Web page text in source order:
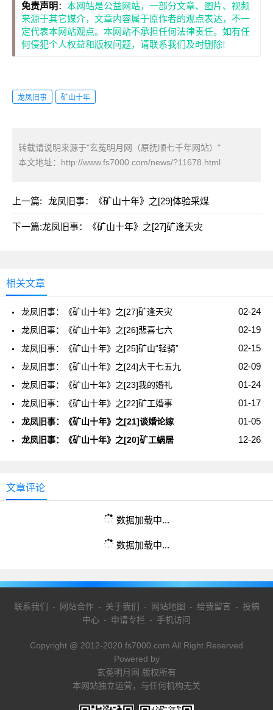
免责声明 ： 本网站是公益网站，一部分文章、图片、视频
来源于其它媒介，文章内容属于原作者的观点表达，不一
定代表本网站观点。本网站不承担任何法律责任。如有任
何侵犯个人权益和版权问题，请联系我们及时删除!
龙凤旧事 矿山十年
转载请说明来源于"玄菟明月网（原抚顺七千年网站）"
本文地址： http://www.fs7000.com/news/?11678.html
上一篇: 龙凤旧事：《矿山十年》之[29]体验采煤
下一篇:龙凤旧事：《矿山十年》之[27]矿逢天灾
相关文章
02-24
龙凤旧事：《矿山十年》之[27]矿逢天灾
02-19
龙凤旧事：《矿山十年》之[26]悲喜七六
02-15
龙凤旧事：《矿山十年》之[25]矿山“轻骑”
02-09
龙凤旧事：《矿山十年》之[24]大干七五九
01-24
龙凤旧事：《矿山十年》之[23]我的婚礼
01-17
龙凤旧事：《矿山十年》之[22]矿工婚事
01-05
龙凤旧事：《矿山十年》之[21]谈婚论嫁
12-26
龙凤旧事：《矿山十年》之[20]矿工蜗居
文章评论
数据加载中...
数据加载中...
联系我们 - 网站合作- 关于我们 - 网站地图 - 给我留言 - 投稿
中心 - 申请专栏 - 手机访问
Copyright @ 2012-2020 fs7000.com All Right Reserved
Powered by
玄菟明月网 版权所有
本网站独立运营，与任何机构无关